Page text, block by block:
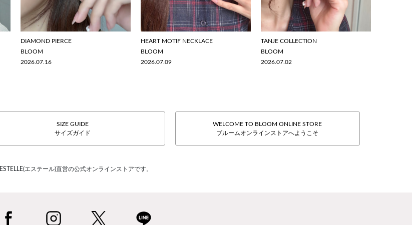
DIAMOND PIERCE
BLOOM
2026.07.16
HEART MOTIF NECKLACE
BLOOM
2026.07.09
TANJE COLLECTION
BLOOM
2026.07.02
SIZE GUIDE
サイズガイド
WELCOME TO BLOOM ONLINE STORE
ブルームオンラインストアへようこそ
ESTELLE(エステール)直営の公式オンラインストアです。